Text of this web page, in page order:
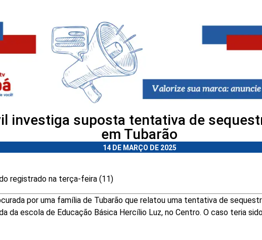
investiga suposta tentativa de
em Tubarão
14 DE MARÇO DE 2025
registrado na terça-feira (11)
por uma família de Tubarão que relatou uma tentativa de
da escola de Educação Básica Hercílio Luz, no Centro. O caso teria